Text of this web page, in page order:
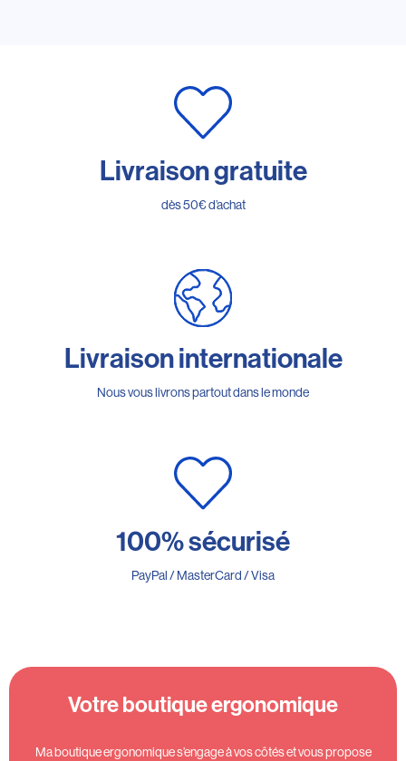
Livraison gratuite
dès 50€ d’achat
Livraison internationale
Nous vous livrons partout dans le monde
100% sécurisé
PayPal / MasterCard / Visa
Votre boutique ergonomique
Ma boutique ergonomique s’engage à vos côtés et vous propose